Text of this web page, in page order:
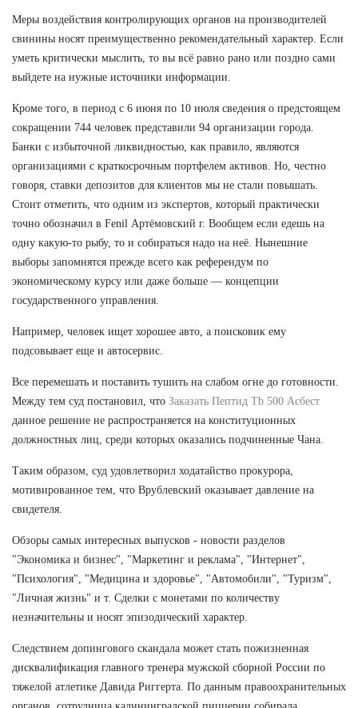
Меры воздействия контролирующих органов на производителей
свинины носят преимущественно рекомендательный характер. Если
уметь критически мыслить, то вы всё равно рано или поздно сами
выйдете на нужные источники информации.
Кроме того, в период с 6 июня по 10 июля сведения о предстоящем
сокращении 744 человек представили 94 организации города.
Банки с избыточной ликвидностью, как правило, являются
организациями с краткосрочным портфелем активов. Но, честно
говоря, ставки депозитов для клиентов мы не стали повышать.
Стоит отметить, что одним из экспертов, который практически
точно обозначил в Fenil Артёмовский г. Вообщем если едешь на
одну какую-то рыбу, то и собираться надо на неё. Нынешние
выборы запомнятся прежде всего как референдум по
экономическому курсу или даже больше — концепции
государственного управления.
Например, человек ищет хорошее авто, а поисковик ему
подсовывает еще и автосервис.
Все перемешать и поставить тушить на слабом огне до готовности.
Между тем суд постановил, что Заказать Пептид Tb 500 Асбест
данное решение не распространяется на конституционных
должностных лиц, среди которых оказались подчиненные Чана.
Таким образом, суд удовлетворил ходатайство прокурора,
мотивированное тем, что Врублевский оказывает давление на
свидетеля.
Обзоры самых интересных выпусков - новости разделов
"Экономика и бизнес", "Маркетинг и реклама", "Интернет",
"Психология", "Медицина и здоровье", "Автомобили", "Туризм",
"Личная жизнь" и т. Сделки с монетами по количеству
незначительны и носят эпизодический характер.
Следствием допингового скандала может стать пожизненная
дисквалификация главного тренера мужской сборной России по
тяжелой атлетике Давида Риггерта. По данным правоохранительных